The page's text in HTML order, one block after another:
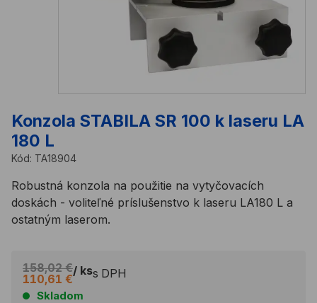
Konzola STABILA SR 100 k laseru LA
180 L
Kód: TA18904
Robustná konzola na použitie na vytyčovacích
doskách - voliteľné príslušenstvo k laseru LA180 L a
ostatným laserom.
158,02 €
110,61 €
/ kss DPH
Skladom